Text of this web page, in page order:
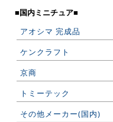
■国内ミニチュア■
アオシマ 完成品
ケンクラフト
京商
トミーテック
その他メーカー(国内)